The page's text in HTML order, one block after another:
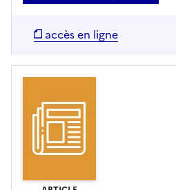
accès en ligne